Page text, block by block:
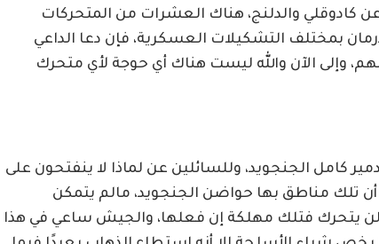
كادوقلي والدلنج، هناك العشرات من المتحركات
بمختلف التشكيلات العسكرية، فإن دعا الداعي
وإلى الآن والله ليست هناك أي حوجة لأي متحرك
كامل الجنجويد، وللسائلين عن لماذا لا ينفتحون على
أن تلك مناطق بها حواضن الجنجويد، مالم يتمكن
يتحرك فتلك مهلكة إن فعلها، والجيش ساعي في هذا